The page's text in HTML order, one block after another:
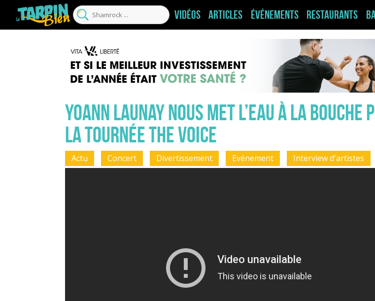
Vidéos Articles Événements Restaurants
Yoann Launay nous met l’eau à la bouche
la tournée The Voice
Actu Concert Divertissement Evénement
Interview d'artistes